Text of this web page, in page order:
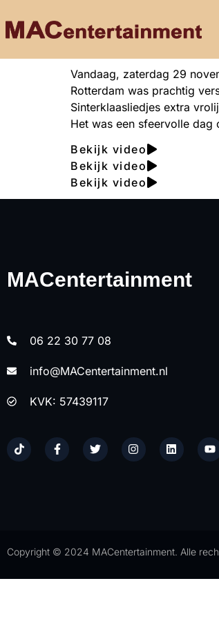
Vandaag, zaterdag 29
Rotterdam was prachtig
Sinterklaasliedjes extra
Het was een sfeervolle
Bekijk video
Bekijk video
Bekijk video
MACentertainment
06 22 30 77 08
info@MACentertainment.nl
KVK: 57439117
Copyright © 2024 MACentertainment. Alle